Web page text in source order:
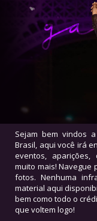
Sejam bem vindos
Brasil, aqui você irá
eventos, aparições,
muito mais! Navegue
fotos. Nenhuma
material aqui
bem como todo o
que voltem logo!